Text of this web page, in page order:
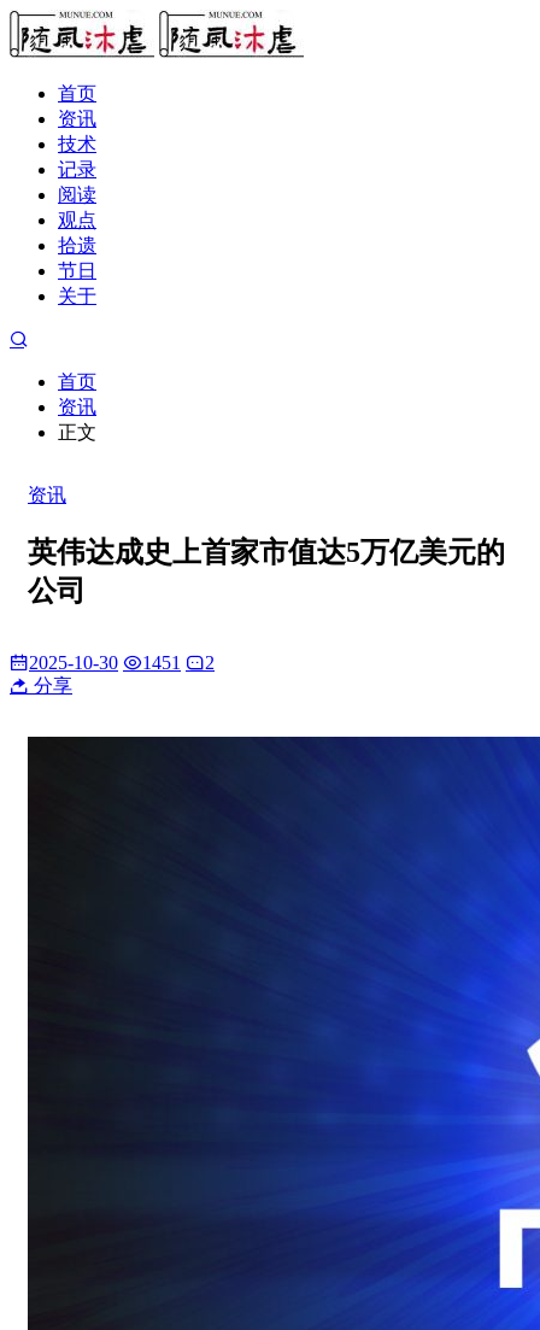
首页
资讯
技术
记录
阅读
观点
拾遗
节日
关于
首页
资讯
正文
资讯
英伟达成史上首家市值达5万亿美元的
公司
2025-10-30 1451
2
分享